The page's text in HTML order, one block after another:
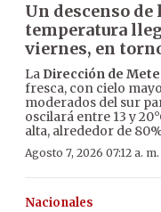
Un descenso de
temperatura
viernes, en torno
La Dirección de
fresca, con cielo
moderados del sur
oscilará entre 13 y
alta, alrededor de
Agosto 7, 2026 07:12 a. m.
Nacionales